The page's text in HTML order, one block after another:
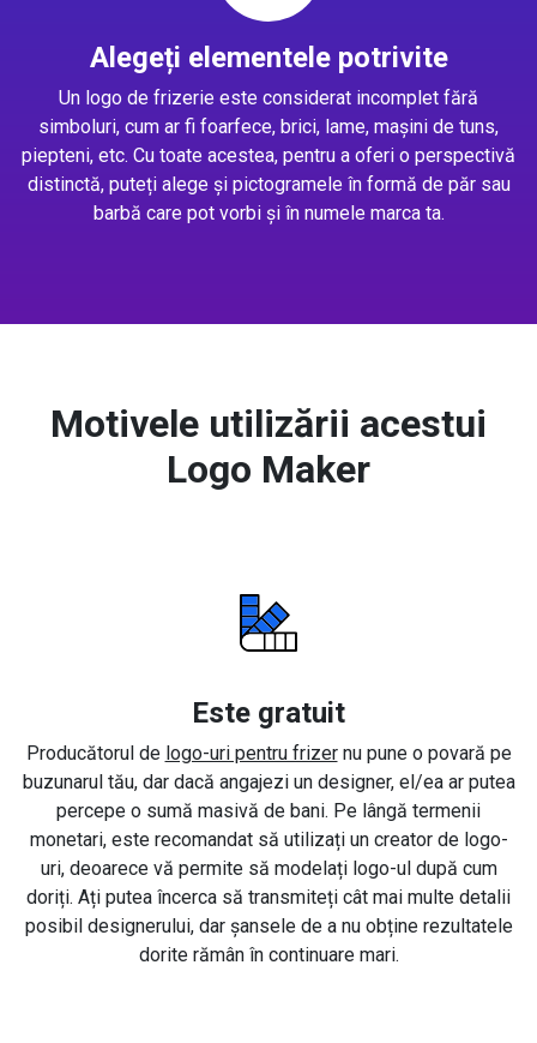
Alegeți elementele potrivite
Un logo de frizerie este considerat incomplet fără
simboluri, cum ar fi foarfece, brici, lame, mașini de tuns,
piepteni, etc. Cu toate acestea, pentru a oferi o perspectivă
distinctă, puteți alege și pictogramele în formă de păr sau
barbă care pot vorbi și în numele marca ta.
Motivele utilizării acestui
Logo Maker
Este gratuit
Producătorul de logo-uri pentru frizernu pune o povară pe
buzunarul tău, dar dacă angajezi un designer, el/ea ar putea
percepe o sumă masivă de bani. Pe lângă termenii
monetari, este recomandat să utilizați un creator de logo-
uri, deoarece vă permite să modelați logo-ul după cum
doriți. Ați putea încerca să transmiteți cât mai multe detalii
posibil designerului, dar șansele de a nu obține rezultatele
dorite rămân în continuare mari.